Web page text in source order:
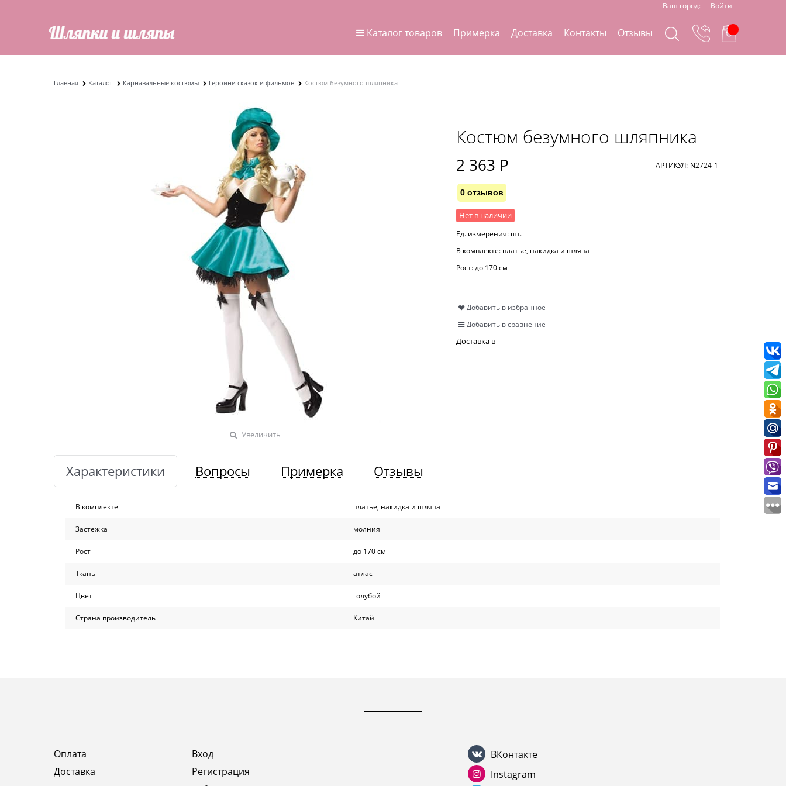
Ваш город: Войти
Каталог товаров Примерка Доставка Контакты Отзывы
Главная Каталог Карнавальные костюмы Героини сказок и фильмов Костюм безумного шляпника
Увеличить
Костюм безумного шляпника
2 363 Р АРТИКУЛ: N2724-1
0 отзывов
Нет в наличии
Ед. измерения: шт.
В комплекте: платье, накидка и шляпа
Рост:до 170 см
Добавить в избранное
Добавить в сравнение
Доставка в
Характеристики Вопросы Примерка Отзывы
В комплекте платье, накидка и шляпа
Застежка молния
Рост до 170 см
Ткань атлас
Цвет голубой
Страна производитель Китай
Оплата
Доставка
Вход
Регистрация
ВКонтакте
Instagram